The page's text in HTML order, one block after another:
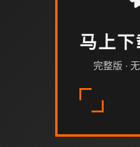
马上
完整版 ·